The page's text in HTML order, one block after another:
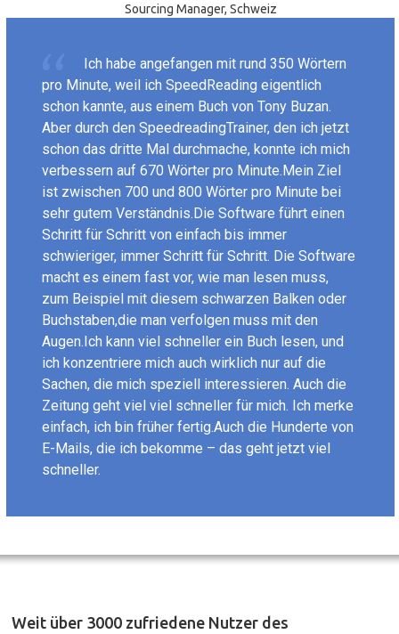
Sourcing Manager, Schweiz
Ich habe angefangen mit rund 350 Wörtern
pro Minute, weil ich SpeedReading eigentlich
schon kannte, aus einem Buch von Tony Buzan.
Aber durch den SpeedreadingTrainer, den ich jetzt
schon das dritte Mal durchmache, konnte ich mich
verbessern auf 670 Wörter pro Minute.Mein Ziel
ist zwischen 700 und 800 Wörter pro Minute bei
sehr gutem Verständnis.Die Software führt einen
Schritt für Schritt von einfach bis immer
schwieriger, immer Schritt für Schritt. Die Software
macht es einem fast vor, wie man lesen muss,
zum Beispiel mit diesem schwarzen Balken oder
Buchstaben,die man verfolgen muss mit den
Augen.Ich kann viel schneller ein Buch lesen, und
ich konzentriere mich auch wirklich nur auf die
Sachen, die mich speziell interessieren. Auch die
Zeitung geht viel viel schneller für mich. Ich merke
einfach, ich bin früher fertig.Auch die Hunderte von
E-Mails, die ich bekomme – das geht jetzt viel
schneller.
Weit über 3000 zufriedene Nutzer des